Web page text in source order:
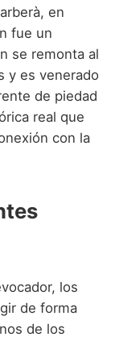
en
fue un
se remonta al
y es venerado
de piedad
real que
con la
los
de forma
de los